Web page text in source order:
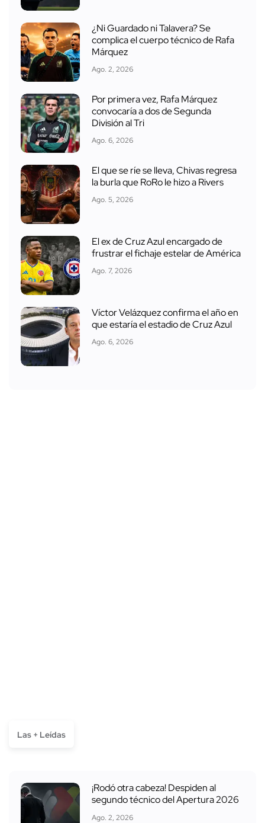
¿Ni Guardado ni Talavera? Se
complica el cuerpo técnico de Rafa
Márquez
Ago. 2, 2026
Por primera vez, Rafa Márquez
convocaría a dos de Segunda
División al Tri
Ago. 6, 2026
El que se ríe se lleva, Chivas regresa
la burla que RoRo le hizo a Rivers
Ago. 5, 2026
El ex de Cruz Azul encargado de
frustrar el fichaje estelar de América
Ago. 7, 2026
Víctor Velázquez confirma el año en
que estaría el estadio de Cruz Azul
Ago. 6, 2026
Las + Leídas
¡Rodó otra cabeza! Despiden al
segundo técnico del Apertura 2026
Ago. 2, 2026